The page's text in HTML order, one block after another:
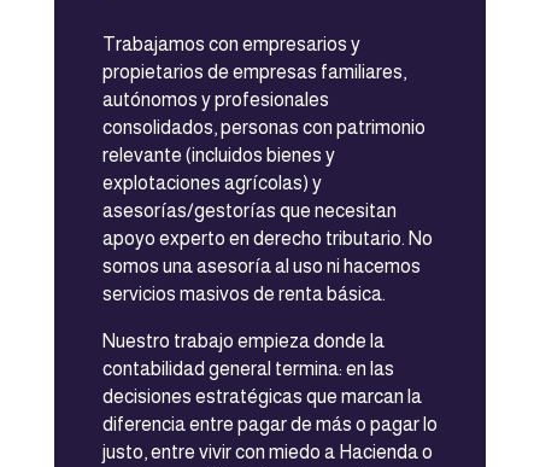
Trabajamos con empresarios y
propietarios de empresas familiares,
autónomos y profesionales
consolidados, personas con patrimonio
relevante (incluidos bienes y
explotaciones agrícolas) y
asesorías/gestorías que necesitan
apoyo experto en derecho tributario. No
somos una asesoría al uso ni hacemos
servicios masivos de renta básica.
Nuestro trabajo empieza donde la
contabilidad general termina: en las
decisiones estratégicas que marcan la
diferencia entre pagar de más o pagar lo
justo, entre vivir con miedo a Hacienda o